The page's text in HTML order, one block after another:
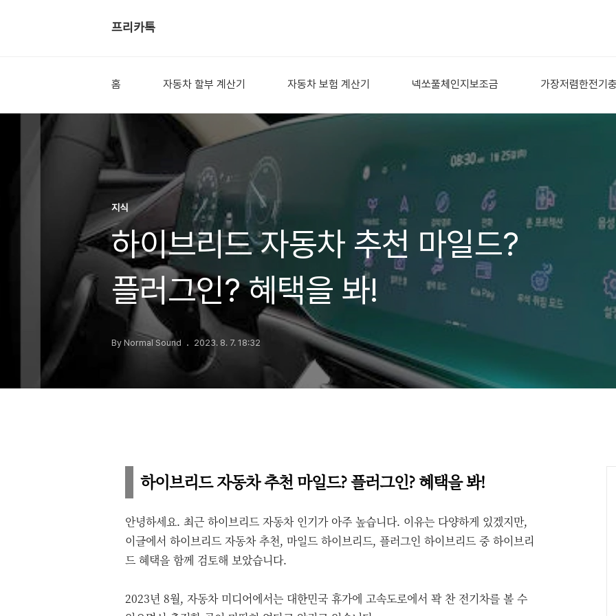
프리카톡
홈 자동차 할부 계산기 자동차 보험 계산기 넥쏘풀체인지보조금 가장저렴한전기
지식
하이브리드 자동차 추천 마일드?
플러그인? 혜택을 봐!
By Normal Sound 2023. 8. 7. 18:32
하이브리드 자동차 추천 마일드? 플러그인? 혜택을 봐!
안녕하세요. 최근 하이브리드 자동차 인기가 아주 높습니다. 이유는 다양하게 있겠지만,
이글에서 하이브리드 자동차 추천, 마일드 하이브리드, 플러그인 하이브리드 중 하이브리
드 혜택을 함께 검토해 보았습니다.
2023년 8월, 자동차 미디어에서는 대한민국 휴가에 고속도로에서 꽉 찬 전기차를 볼 수